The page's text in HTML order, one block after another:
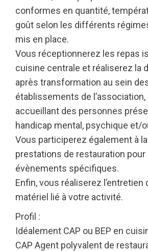
conformes en quantité,
goût selon les différents
mis en place.
Vous réceptionnerez les repas
cuisine centrale et réaliserez la
après transformation au sein
établissements de
accueillant des personnes
handicap mental, psychique et/
Vous participerez également à
prestations de restauration pour
évènements spécifiques.
Enfin, vous réaliserez l’entretien
matériel lié à votre activité.
Profil :
Idéalement CAP ou BEP en
CAP Agent polyvalent de